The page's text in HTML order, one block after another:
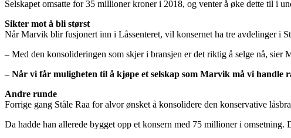
Selskapet omsatte for 35 millioner kroner i 2018, og venter å øke dette til i
Sikter mot å bli størst
Når Marvik blir fusjonert inn i Låssenteret, vil konsernet ha tre avdelinger i
– Med den konsolideringen som skjer i bransjen er det riktig å selge nå,
– Når vi får muligheten til å kjøpe et selskap som Marvik må vi
Andre runde
Forrige gang Ståle Raa for alvor ønsket å konsolidere den konservative
Da hadde han allerede bygget opp et konsern med 75 millioner i